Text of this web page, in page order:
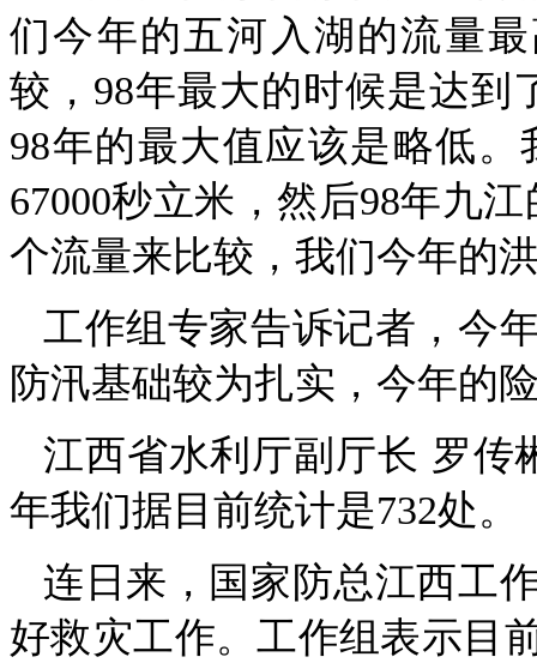
们今年的五河入湖的流量
较，98年最大的时候是达到
98年的最大值应该是略低
67000秒立米，然后98年九
个流量来比较，我们今年的
工作组专家告诉记者，今
防汛基础较为扎实，今年的
江西省水利厅副厅长 罗传
年我们据目前统计是732处。
连日来，国家防总江西工
好救灾工作。工作组表示目